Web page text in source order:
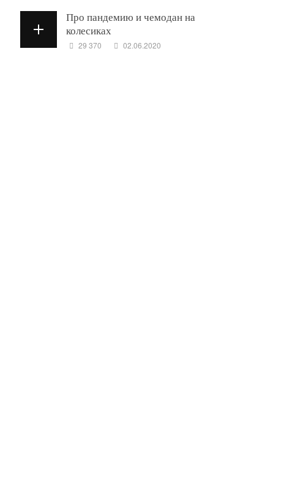
Про пандемию и чемодан на
колесиках
29 370 02.06.2020